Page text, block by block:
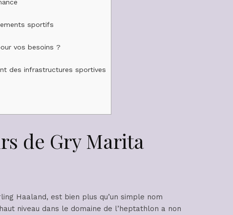
sportifs
vos besoins ?
des infrastructures sportives
de Gry Marita
Haaland, est bien plus qu’un simple nom
niveau dans le domaine de l’heptathlon a non